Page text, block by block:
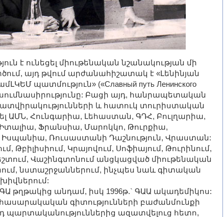
է ունեցել միութենական նշանակության մի
այդ թվում արժանահիշատակ է «Լենինյան
պատմություն» («Славный путь Ленинского
ուսումնասիրությունը: Բացի այդ, հանրապետական
և հատուկ տուրիստական
ԱՄՆ, Հունգարիա, Լեհաստան, ԳԴՀ, Բուլղարիա,
Ֆրանսիա, Մարոկկո, Թուրքիա,
Ռուսաստանի Դաշնություն, Վրաստան:
Թբիլիսիում, Կրայովում, Սոֆիայում, Թուրինում,
Վաշինգտոնում անցկացված միութենական
նստաշրջաններում, ինչպես նաև գիտական
թղթակից անդամ, իսկ 1996թ.` ԳԱԱ ակադեմիկոս:
հասարակական գիտությունների բաժանմունքի
պարտականություններից ազատվելուց հետո,